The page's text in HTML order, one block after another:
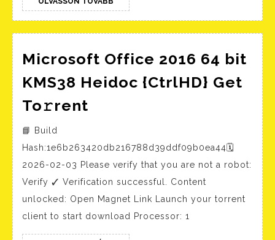
TOVÁBB
Microsoft Office 2016 64 bit
KMS38 Heidoc {CtrlHD} Get
To𝚛rent
64
bit
KMS38
Heidoc
{CtrlHD}
📘 Build
Hash:1e6b263420db216788d39ddf09b0ea44🗓
2026-02-03 Please verify that you are not a robot:
Verify ✓ Verification successful. Content
unlocked: Open Magnet Link Launch your torrent
client to start download Processor: 1